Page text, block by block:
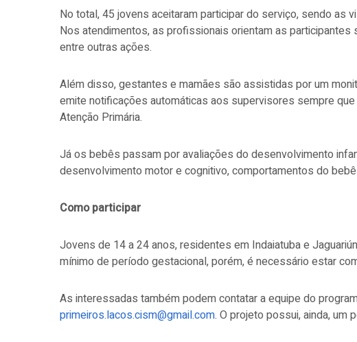
No total, 45 jovens aceitaram participar do serviço, sendo as
Nos atendimentos, as profissionais orientam as participantes
entre outras ações.
Além disso, gestantes e mamães são assistidas por um
emite notificações automáticas aos supervisores sempre
Atenção Primária.
Já os bebês passam por avaliações do desenvolvimento
desenvolvimento motor e cognitivo, comportamentos do
Como participar
Jovens de 14 a 24 anos, residentes em Indaiatuba e
mínimo de período gestacional, porém, é necessário estar
As interessadas também podem contatar a equipe do
primeiros.lacos.cism@gmail.com. O projeto possui, ainda, um